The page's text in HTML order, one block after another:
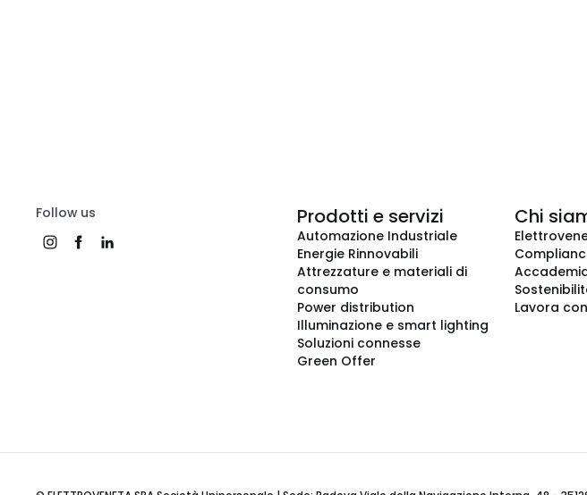
Follow us Prodotti e servizi
Automazione Industriale
Energie Rinnovabili
Attrezzature e materiali di
consumo
Power distribution
Illuminazione e smart lighting
Soluzioni connesse
Green Offer
Chi
Lavora